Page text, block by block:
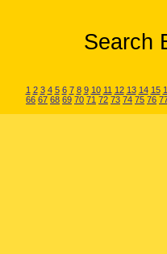
Search
1 2 3 4 5 6 7 8 9 10 11 12 13 14 15
66 67 68 69 70 71 72 73 74 75 76